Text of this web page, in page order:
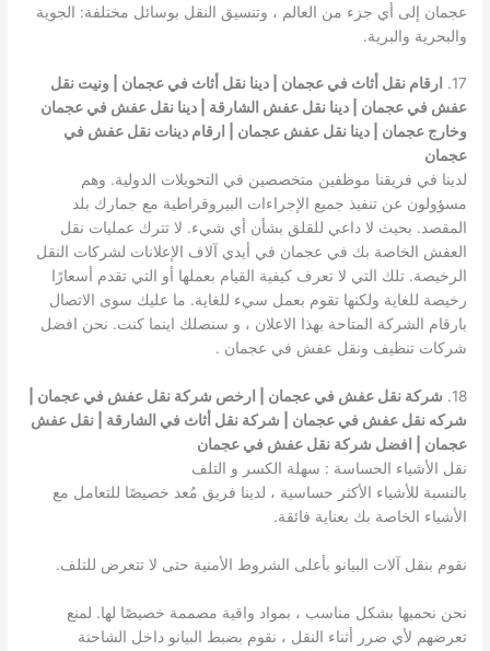
عجمان إلى أي جزء من العالم ، وتنسيق النقل بوسائل مختلفة: الجوية
والبحرية والبرية.
17.
ارقام نقل أثاث في عجمان | دينا نقل أثاث في عجمان | ونيت نقل
عفش في عجمان | دينا نقل عفش الشارقة | دينا نقل عفش في عجمان
وخارج عجمان | دينا نقل عفش عجمان | ارقام دينات نقل عفش في
عجمان
لدينا في فريقنا موظفين متخصصين في التحويلات الدولية. وهم
مسؤولون عن تنفيذ جميع الإجراءات البيروقراطية مع جمارك بلد
المقصد. بحيث لا داعي للقلق بشأن أي شيء. لا تترك عمليات نقل
العفش الخاصة بك في عجمان في أيدي آلاف الإعلانات لشركات النقل
الرخيصة. تلك التي لا تعرف كيفية القيام بعملها أو التي تقدم أسعارًا
رخيصة للغاية ولكنها تقوم بعمل سيء للغاية. ما عليك سوى الاتصال
بارقام الشركة المتاحة بهذا الاعلان ، و سنصلك اينما كنت. نحن افضل
شركات تنظيف ونقل عفش في عجمان .
18. شركة نقل عفش في عجمان | ارخص شركة نقل عفش في عجمان
شركه نقل عفش في عجمان | شركة نقل أثاث في الشارقة | نقل عفش
عجمان | افضل شركة نقل عفش في عجمان
نقل الأشياء الحساسة : سهلة الكسر و التلف
بالنسبة للأشياء الأكثر حساسية ، لدينا فريق مُعد خصيصًا للتعامل مع
الأشياء الخاصة بك بعناية فائقة.
نقوم بنقل آلات البيانو بأعلى الشروط الأمنية حتى لا تتعرض للتلف.
نحن نحميها بشكل مناسب ، بمواد واقية مصممة خصيصًا لها. لمنع
تعرضهم لأي ضرر أثناء النقل ، نقوم بضبط البيانو داخل الشاحنة